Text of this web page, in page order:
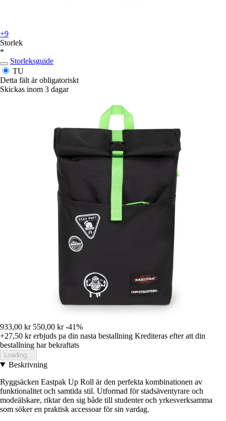
+9
Storlek
*
Storleksguide
TU
Detta fält är obligatoriskt
Skickas inom 3 dagar
933,00 kr 550,00 kr -41%
+27,50 krerbjuds pa din nasta bestallning Krediteras efter att din
bestallning har bekraftats
Loading...
Beskrivning
Ryggsäcken Eastpak Up Roll är den perfekta kombinationen av
funktionalitet och samtida stil. Utformad för stadsäventyrare och
modeälskare, riktar den sig både till studenter och yrkesverksamma
som söker en praktisk accessoar för sin vardag.